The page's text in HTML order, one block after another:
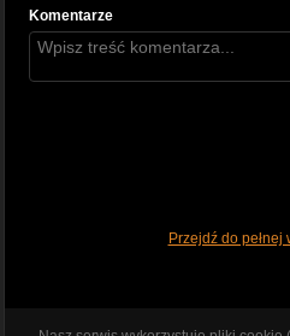
Komentarze
Przejdź do pełnej